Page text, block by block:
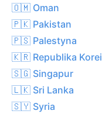
🇴🇲 Oman
🇵🇰 Pakistan
🇵🇸 Palestyna
🇰🇷 Republika Korei
🇸🇬 Singapur
🇱🇰 Sri Lanka
🇸🇾 Syria